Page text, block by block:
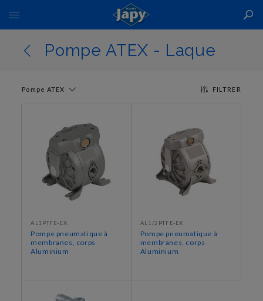
Basculer
la
navigationPompe ATEX - Laque
FILTRER
Pompe ATEX
AL1PTFE-EX
Pompe pneumatique à
membranes, corps
Aluminium
AL1/2PTFE-EX
Pompe pneumatique à
membranes, corps
Aluminium